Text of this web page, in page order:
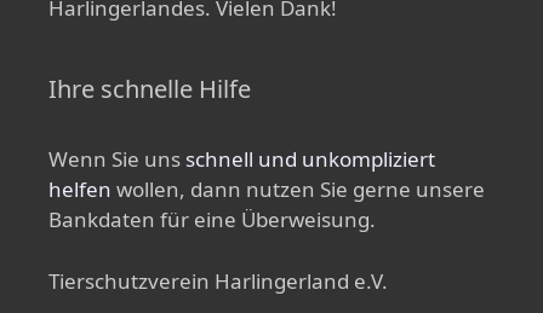
Harlingerlandes. Vielen Dank!
Ihre schnelle Hilfe
Wenn Sie uns schnell und unkompliziert
helfen wollen, dann nutzen Sie gerne unsere
Bankdaten für eine Überweisung.
Tierschutzverein Harlingerland e.V.